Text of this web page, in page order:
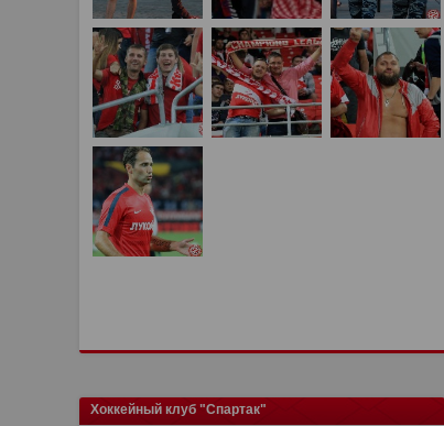
Хоккейный клуб "Спартак"